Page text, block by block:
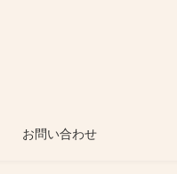
お問い合わせ